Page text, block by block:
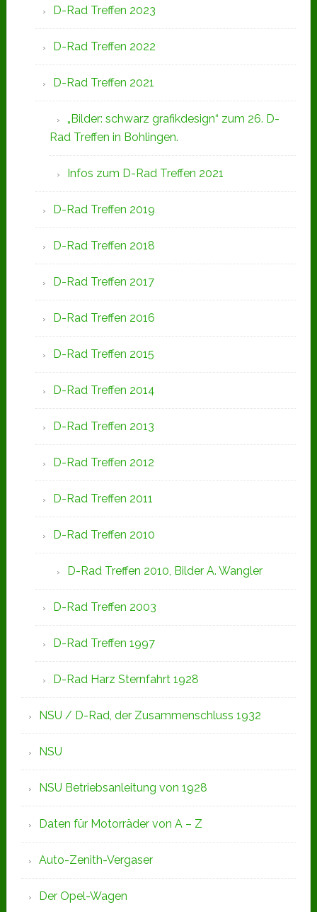
D-Rad Treffen 2023
D-Rad Treffen 2022
D-Rad Treffen 2021
„Bilder: schwarz grafikdesign“ zum 26. D-
Rad Treffen in Bohlingen.
Infos zum D-Rad Treffen 2021
D-Rad Treffen 2019
D-Rad Treffen 2018
D-Rad Treffen 2017
D-Rad Treffen 2016
D-Rad Treffen 2015
D-Rad Treffen 2014
D-Rad Treffen 2013
D-Rad Treffen 2012
D-Rad Treffen 2011
D-Rad Treffen 2010
D-Rad Treffen 2010, Bilder A. Wangler
D-Rad Treffen 2003
D-Rad Treffen 1997
D-Rad Harz Sternfahrt 1928
NSU / D-Rad, der Zusammenschluss 1932
NSU
NSU Betriebsanleitung von 1928
Daten für Motorräder von A – Z
Auto-Zenith-Vergaser
Der Opel-Wagen